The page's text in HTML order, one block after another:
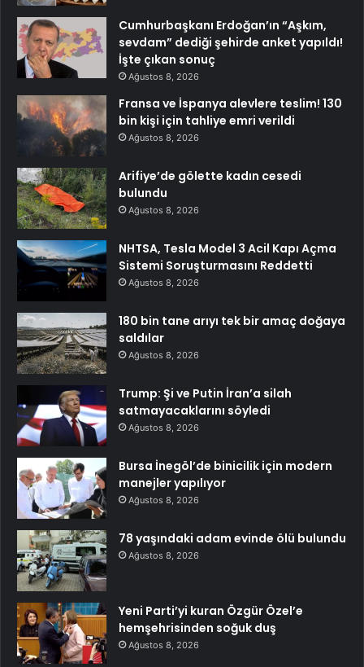
Cumhurbaşkanı Erdoğan’ın “Aşkım,
sevdam” dediği şehirde anket yapıldı!
İşte çıkan sonuç
Ağustos 8, 2026
Fransa ve İspanya alevlere teslim! 130
bin kişi için tahliye emri verildi
Ağustos 8, 2026
Arifiye’de gölette kadın cesedi
bulundu
Ağustos 8, 2026
NHTSA, Tesla Model 3 Acil Kapı Açma
Sistemi Soruşturmasını Reddetti
Ağustos 8, 2026
180 bin tane arıyı tek bir amaç doğaya
saldılar
Ağustos 8, 2026
Trump: Şi ve Putin İran’a silah
satmayacaklarını söyledi
Ağustos 8, 2026
Bursa İnegöl’de binicilik için modern
manejler yapılıyor
Ağustos 8, 2026
78 yaşındaki adam evinde ölü bulundu
Ağustos 8, 2026
Yeni Parti’yi kuran Özgür Özel’e
hemşehrisinden soğuk duş
Ağustos 8, 2026